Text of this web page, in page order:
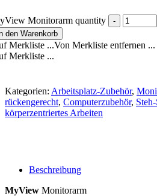
Monitorarm quantity
den Warenkorb
Merkliste ...Von Merkliste entfernen ...
Merkliste ...
Kategorien: Arbeitsplatz-Zubehör,
rückengerecht, Computerzubehör,
körperzentriertes Arbeiten
Beschreibung
MyView Monitorarm